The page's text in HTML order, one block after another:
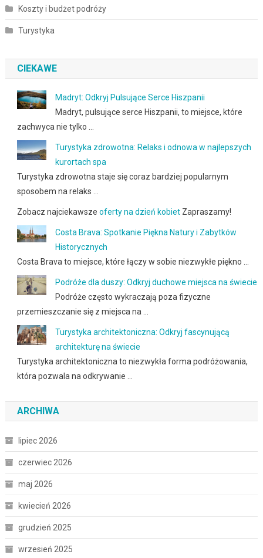
Koszty i budżet podróży
Turystyka
CIEKAWE
Madryt: Odkryj Pulsujące Serce Hiszpanii
Madryt, pulsujące serce Hiszpanii, to miejsce, które
zachwyca nie tylko …
Turystyka zdrowotna: Relaks i odnowa w najlepszych
kurortach spa
Turystyka zdrowotna staje się coraz bardziej popularnym
sposobem na relaks …
Zobacz najciekawsze oferty na dzień kobietZapraszamy!
Costa Brava: Spotkanie Piękna Natury i Zabytków
Historycznych
Costa Brava to miejsce, które łączy w sobie niezwykłe piękno …
Podróże dla duszy: Odkryj duchowe miejsca na świecie
Podróże często wykraczają poza fizyczne
przemieszczanie się z miejsca na …
Turystyka architektoniczna: Odkryj fascynującą
architekturę na świecie
Turystyka architektoniczna to niezwykła forma podróżowania,
która pozwala na odkrywanie …
ARCHIWA
lipiec 2026
czerwiec 2026
maj 2026
kwiecień 2026
grudzień 2025
wrzesień 2025